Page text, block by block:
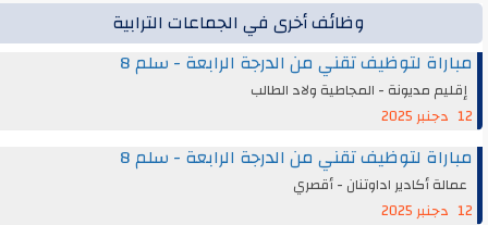
وظائف أخرى في الجماعات الترابية
مباراة لتوظيف تقني من الدرجة الرابعة - سلم 8
إقليم مديونة - المجاطية ولاد الطالب
12 دجنبر 2025
مباراة لتوظيف تقني من الدرجة الرابعة - سلم 8
عمالة أكادير اداوتنان - أقصري
12 دجنبر 2025